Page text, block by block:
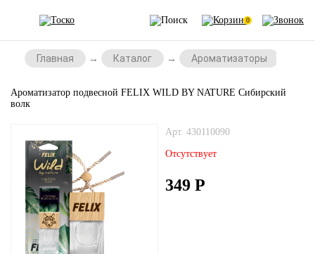
0
Главная Каталог Ароматизаторы
Ароматизатор подвесной FELIX WILD BY NATURE Сибирский
волк
Арт. 430110090
Отсутствует
349 Р